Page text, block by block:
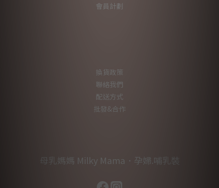
會員計劃
換貨政策
聯絡我們
配送方式
批發&合作
母乳媽媽 Milky Mama．孕婦.哺乳裝